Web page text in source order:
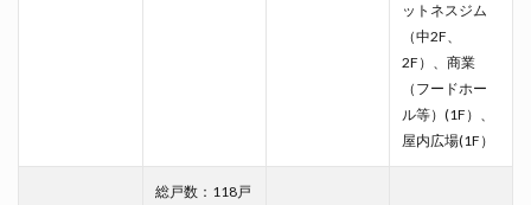
ットネスジム
（中2F、
2F）、商業
（フードホー
ル等）(1F）、
屋内広場(1F）
総戸数：118戸